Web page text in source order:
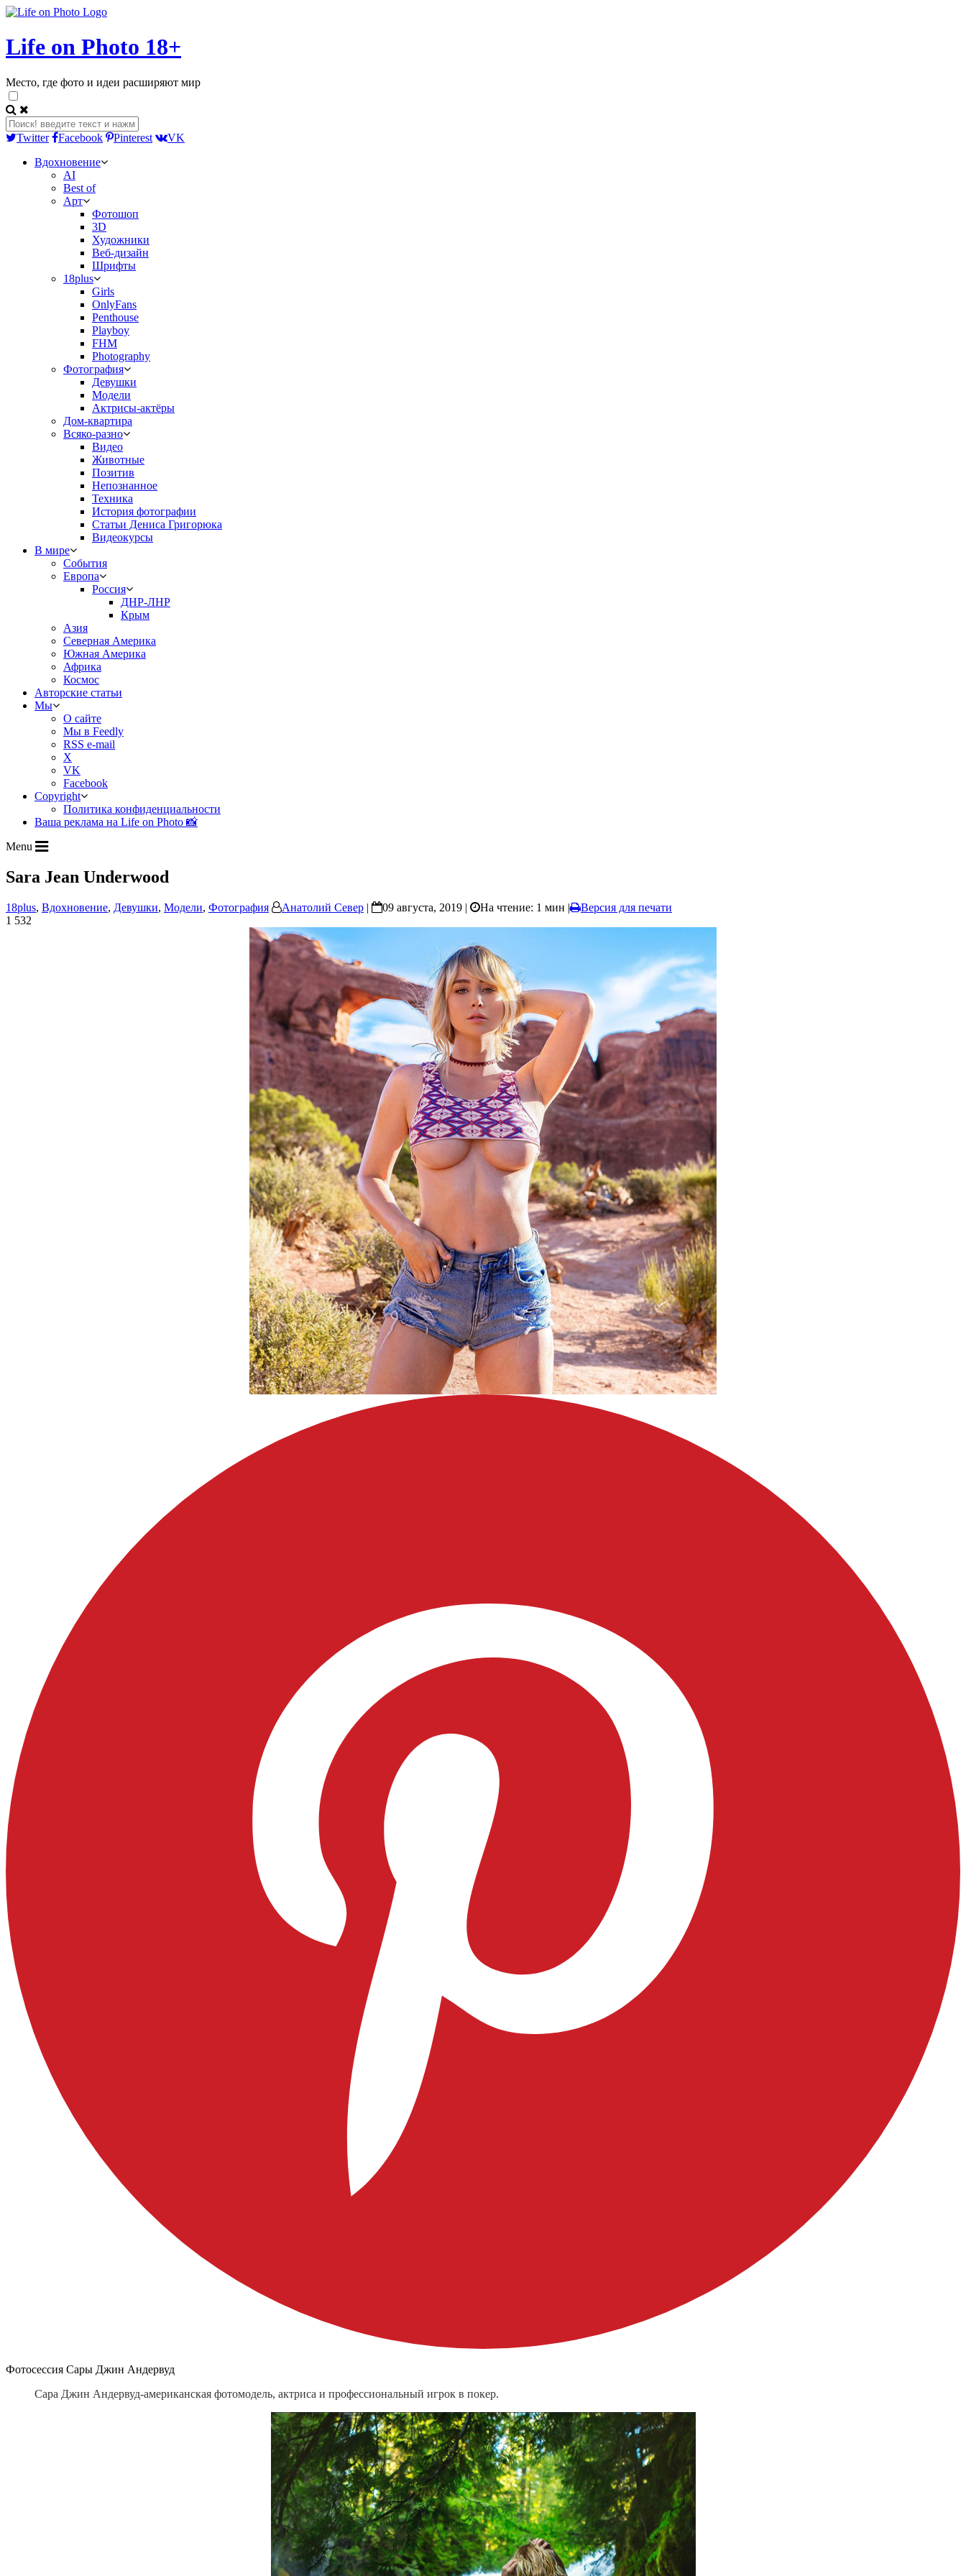
Life on Photo 18+
Место, где фото и идеи расширяют мир
Twitter Facebook Pinterest
VK
Вдохновение
AI
Best of
Арт
Фотошоп
3D
Художники
Веб-дизайн
Шрифты
18plus
Girls
OnlyFans
Penthouse
Playboy
FHM
Photography
Фотография
Девушки
Модели
Актрисы-актёры
Дом-квартира
Всяко-разно
Видео
Животные
Позитив
Непознанное
Техника
История фотографии
Статьи Дениса Григорюка
Видеокурсы
В мире
События
Европа
Россия
ДНР-ЛНР
Крым
Азия
Северная Америка
Южная Америка
Африка
Космос
Авторские статьи
Мы
О сайте
Мы в Feedly
RSS e-mail
X
VK
Facebook
Copyright
Политика конфиденциальности
Ваша реклама на Life on Photo 📸
Menu
Sara Jean Underwood
18plus, Вдохновение, Девушки, Модели, Фотография Анатолий Север | 09 августа, 2019 | На чтение: 1 мин |
Версия для печати
1 532
Фотосессия Сары Джин Андервуд
Сара Джин Андервуд-американская фотомодель, актриса и профессиональный игрок в покер.